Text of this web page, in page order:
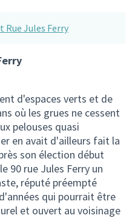
Rue Jules Ferry
d'espaces verts et de
où les grues ne cessent
pelouses quasi
en avait d'ailleurs fait la
son élection début
90 rue Jules Ferry un
réputé préempté
qui pourrait être
et ouvert au voisinage